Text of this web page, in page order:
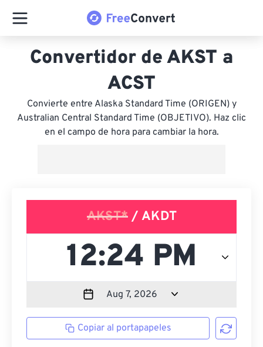
Convertidor de AKST a
ACST
Convierte entre Alaska Standard Time (ORIGEN) y
Australian Central Standard Time (OBJETIVO). Haz clic
en el campo de hora para cambiar la hora.
AKST*/ AKDT
Copiar al portapapeles